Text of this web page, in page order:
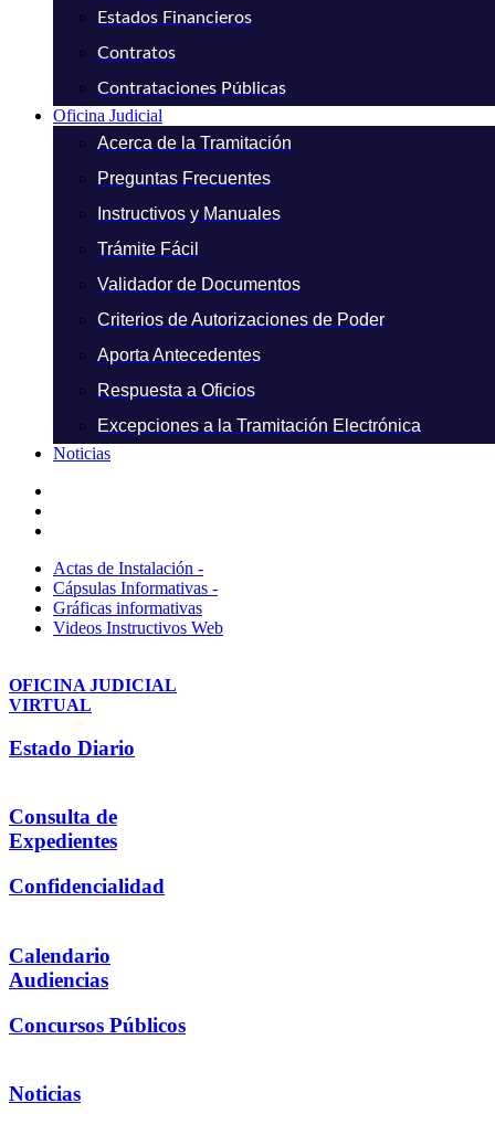
Estados Financieros
Contratos
Contrataciones Públicas
Oficina Judicial
Acerca de la Tramitación
Preguntas Frecuentes
Instructivos y Manuales
Trámite Fácil
Validador de Documentos
Criterios de Autorizaciones de Poder
Aporta Antecedentes
Respuesta a Oficios
Excepciones a la Tramitación Electrónica
Noticias
Actas de Instalación -
Cápsulas Informativas -
Gráficas informativas
Videos Instructivos Web
OFICINA JUDICIAL
VIRTUAL
Estado Diario
Consulta de
Expedientes
Confidencialidad
Calendario
Audiencias
Concursos Públicos
Noticias